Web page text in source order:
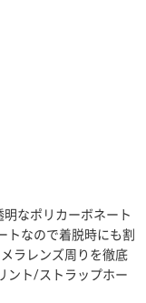
明なポリカーボネート
トなので着脱時にも割
ラレンズ周りを徹底
ント/ストラップホー